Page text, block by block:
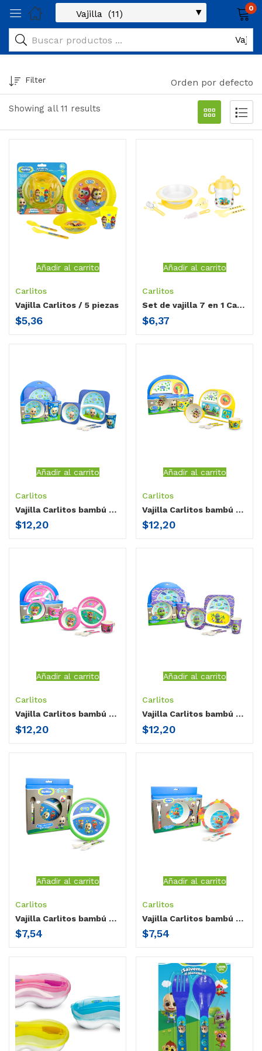
0
Showing all 11 results
Filter Orden por defecto
Añadir al carrito
Carlitos
Vajilla Carlitos / 5 piezas
$5,36
Añadir al carrito
Carlitos
Set de vajilla 7 en 1 Carlitos
$6,37
Añadir al carrito
Carlitos
Vajilla Carlitos bambú / 5 piezas Carlitos
$12,20
Añadir al carrito
Carlitos
Vajilla Carlitos bambú / 5 piezas Tito
$12,20
Añadir al carrito
Carlitos
Vajilla Carlitos bambú / 5 piezas Mima
$12,20
Añadir al carrito
Carlitos
Vajilla Carlitos bambú / 5 piezas Tule
$12,20
Añadir al carrito
Carlitos
Vajilla Carlitos bambú / 3 piezas Carlitos
$7,54
Añadir al carrito
Carlitos
Vajilla Carlitos bambú / 3 piezas Gori
$7,54